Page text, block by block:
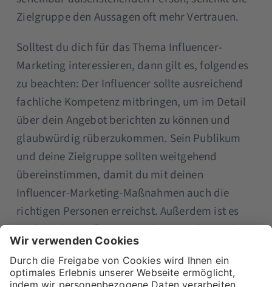
Zielgruppe den Aussagen oft mehr Vertrauen.
Solltest du dich für das Thema Influencer-
Marketing interessieren, dann gilt es, folgendes
zu beachten: Der Influencer sollte ausreichend
fachliche Kompetenz mitbringen, um im Detail
über dein Angebot berichten zu können und
glaubwürdig rüberzukommen. Sein Publikum
und deine Zielgruppe sollten weitgehend
übereinstimmen, damit du mit deinen
Influencer-Marketing-Maßnahmen auch die
richtigen Personen erreichst. Außerdem ist es
wichtig, dass Influencer und Unternehmen die
gleichen Werte haben, denn dann wird die
Zusammenarbeit umso angenehmer.